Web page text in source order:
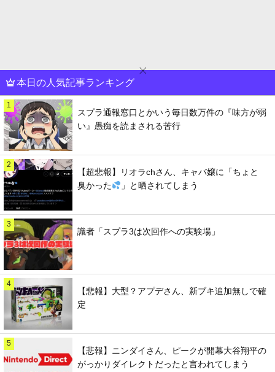
本日の人気記事ランキング
1
スプラ通報窓口とかいう毎日数万件の『味方が弱
い』愚痴を読まされる苦行
2
【超悲報】リオラchさん、キャバ嬢に「ちょと
臭かった
」と晒されてしまう
3
識者「スプラ3は次回作への実験場」
4
【悲報】大型？アプデさん、新ブキ追加無しで確
定
5
【悲報】ニンダイさん、ピークが開幕大谷翔平の
がっかりダイレクトだったと言われてしまう